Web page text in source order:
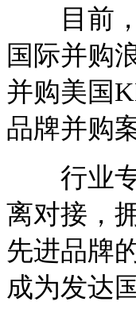
目前，
国际并购
并购美国
品牌并购
行业专
离对接，
先进品牌
成为发达